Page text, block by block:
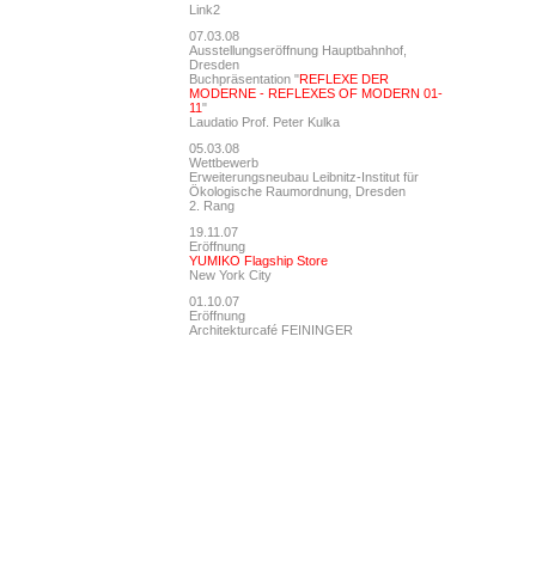
Link2
07.03.08
Ausstellungseröffnung Hauptbahnhof,
Dresden
Buchpräsentation "REFLEXE DER
MODERNE - REFLEXES OF MODERN 01-
11"
Laudatio Prof. Peter Kulka
05.03.08
Wettbewerb
Erweiterungsneubau Leibnitz-Institut für
Ökologische Raumordnung, Dresden
2. Rang
19.11.07
Eröffnung
YUMIKO Flagship Store
New York City
01.10.07
Eröffnung
Architekturcafé FEININGER